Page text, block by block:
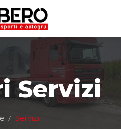
Servizi
Servizi